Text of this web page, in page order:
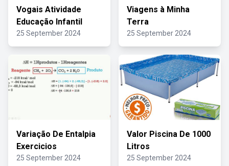
Vogais Atividade
Educação Infantil
25 September 2024
Viagens à Minha
Terra
25 September 2024
Variação De Entalpia
Exercicios
25 September 2024
Valor Piscina De 1000
Litros
25 September 2024